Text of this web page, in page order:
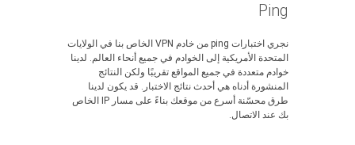
Ping
نجري اختبارات ping من خادم VPN الخاص بنا في الولايات
المتحدة الأمريكية إلى الخوادم في جميع أنحاء العالم. لدينا
خوادم متعددة في جميع المواقع تقريبًا ولكن النتائج
المنشورة أدناه هي أحدث نتائج الاختبار. قد يكون لدينا
طرق محسّنة أسرع من موقعك بناءً على مسار IP الخاص
بك عند الاتصال.